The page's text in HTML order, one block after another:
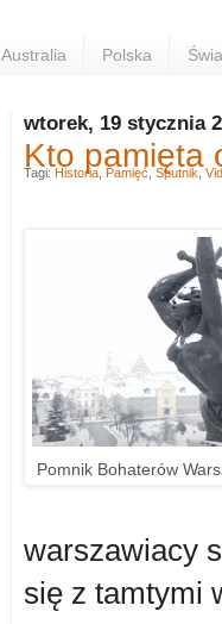
Australia Polska
wtorek, 19 stycznia
Kto pamięta
Pomnik Bohaterów
warszawiacy
się z tamtymi
Tagi: Historia Pamięć Sputnik